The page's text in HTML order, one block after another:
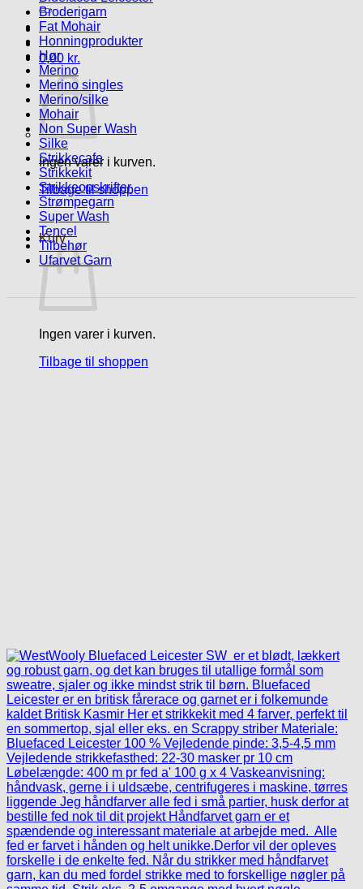
efter:
0,00 kr.
Ingen varer i kurven.
Tilbage til shoppen
Kurv
Ingen varer i kurven.
Tilbage til shoppen
Broderigarn
Fat Mohair
Honningprodukter
Hør
Merino
Merino singles
Merino/silke
Mohair
Non Super Wash
Silke
Strikkecafe
Strikkekit
Strikkeopskrifter
Strømpegarn
Super Wash
Tencel
Tilbehør
Ufarvet Garn